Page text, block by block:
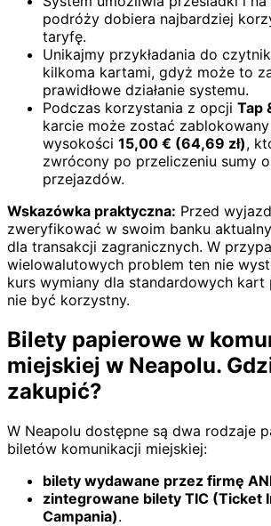
podróży dobiera najbardziej
taryfę.
Unikajmy przykładania do
kilkoma kartami, gdyż może to
prawidłowe działanie systemu.
Podczas korzystania z opcji Tap
karcie może zostać
wysokości 15,00 € (64,69 zł),
zwrócony po przeliczeniu sumy
przejazdów.
Wskazówka praktyczna: Przed
zweryfikować w swoim banku
dla transakcji zagranicznych. W
wielowalutowych problem ten nie
kurs wymiany dla standardowych kart
nie być korzystny.
Bilety papierowe w
miejskiej w Neapolu.
zakupić?
W Neapolu dostępne są dwa rodzaje
biletów komunikacji miejskiej:
bilety wydawane przez firmę
zintegrowane bilety TIC (Ticket
Campania).